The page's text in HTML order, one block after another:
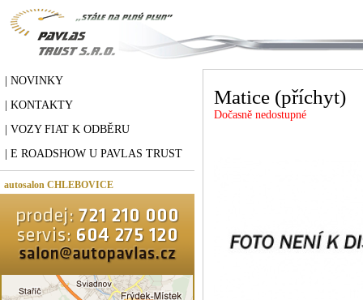
| NOVINKY
| KONTAKTY
| VOZY FIAT K ODBĚRU
| E ROADSHOW U PAVLAS TRUST
autosalon CHLEBOVICE
Matice (příchyt)
Dočasně nedostupné